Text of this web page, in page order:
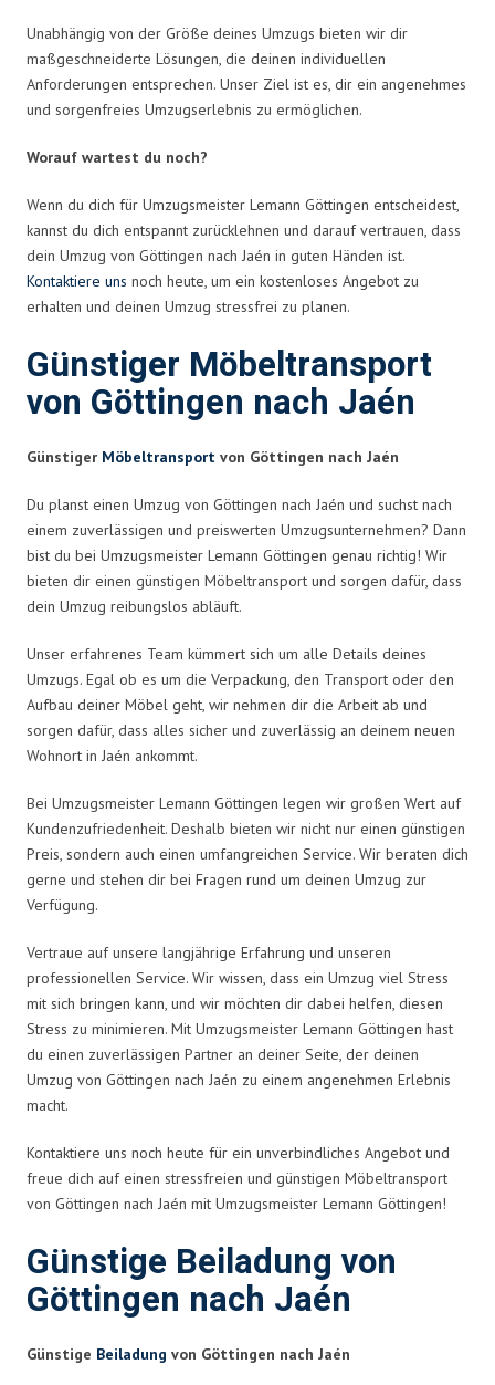
Unabhängig von der Größe deines Umzugs bieten wir dir
maßgeschneiderte Lösungen, die deinen individuellen
Anforderungen entsprechen. Unser Ziel ist es, dir ein angenehmes
und sorgenfreies Umzugserlebnis zu ermöglichen.
Worauf wartest du noch?
Wenn du dich für Umzugsmeister Lemann Göttingen entscheidest,
kannst du dich entspannt zurücklehnen und darauf vertrauen, dass
dein Umzug von Göttingen nach Jaén in guten Händen ist.
Kontaktiere uns noch heute, um ein kostenloses Angebot zu
erhalten und deinen Umzug stressfrei zu planen.
Günstiger Möbeltransport
von Göttingen nach Jaén
Günstiger Möbeltransport von Göttingen nach Jaén
Du planst einen Umzug von Göttingen nach Jaén und suchst nach
einem zuverlässigen und preiswerten Umzugsunternehmen? Dann
bist du bei Umzugsmeister Lemann Göttingen genau richtig! Wir
bieten dir einen günstigen Möbeltransport und sorgen dafür, dass
dein Umzug reibungslos abläuft.
Unser erfahrenes Team kümmert sich um alle Details deines
Umzugs. Egal ob es um die Verpackung, den Transport oder den
Aufbau deiner Möbel geht, wir nehmen dir die Arbeit ab und
sorgen dafür, dass alles sicher und zuverlässig an deinem neuen
Wohnort in Jaén ankommt.
Bei Umzugsmeister Lemann Göttingen legen wir großen Wert auf
Kundenzufriedenheit. Deshalb bieten wir nicht nur einen günstigen
Preis, sondern auch einen umfangreichen Service. Wir beraten dich
gerne und stehen dir bei Fragen rund um deinen Umzug zur
Verfügung.
Vertraue auf unsere langjährige Erfahrung und unseren
professionellen Service. Wir wissen, dass ein Umzug viel Stress
mit sich bringen kann, und wir möchten dir dabei helfen, diesen
Stress zu minimieren. Mit Umzugsmeister Lemann Göttingen hast
du einen zuverlässigen Partner an deiner Seite, der deinen
Umzug von Göttingen nach Jaén zu einem angenehmen Erlebnis
macht.
Kontaktiere uns noch heute für ein unverbindliches Angebot und
freue dich auf einen stressfreien und günstigen Möbeltransport
von Göttingen nach Jaén mit Umzugsmeister Lemann Göttingen!
Günstige Beiladung von
Göttingen nach Jaén
Günstige Beiladung von Göttingen nach Jaén